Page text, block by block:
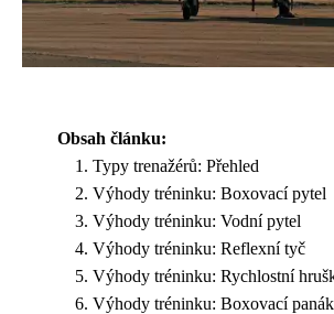
Obsah článku:
Typy trenažérů: Přehled
Výhody tréninku: Boxovací pytel
Výhody tréninku: Vodní pytel
Výhody tréninku: Reflexní tyč
Výhody tréninku: Rychlostní
Výhody tréninku: Boxovací panák